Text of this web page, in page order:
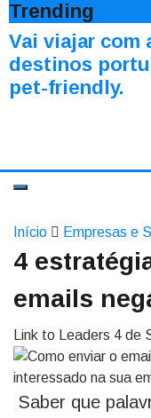
Trending
Vai viajar com
destinos
pet-friendly.
Início Empresas e
4
emails
Link to Leaders 4 de
Saber que